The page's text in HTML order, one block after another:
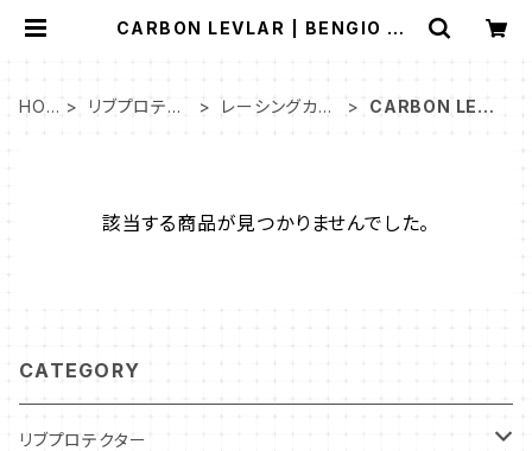
CARBON LEVLAR | BENGIO HS
HO
リブプロテク
レーシングカー
CARBON LEVL
該当する商品が見つかりませんでした。
CATEGORY
リブプロテクター